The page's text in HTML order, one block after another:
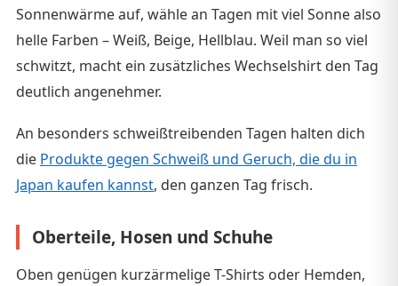
Sonnenwärme auf, wähle an Tagen mit viel Sonne also
helle Farben – Weiß, Beige, Hellblau. Weil man so viel
schwitzt, macht ein zusätzliches Wechselshirt den Tag
deutlich angenehmer.
An besonders schweißtreibenden Tagen halten dich
die Produkte gegen Schweiß und Geruch, die du in
Japan kaufen kannst, den ganzen Tag frisch.
Oberteile, Hosen und Schuhe
Oben genügen kurzärmelige T-Shirts oder Hemden,